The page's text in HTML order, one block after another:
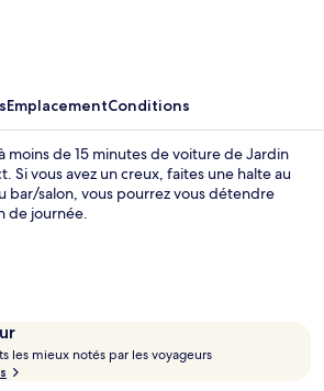
EmplacementConditions
moins de 15 minutes de voiture de Jardin
Si vous avez un creux, faites une halte au
bar/salon, vous pourrez vous détendre
de journée.
les mieux notés par les voyageurs